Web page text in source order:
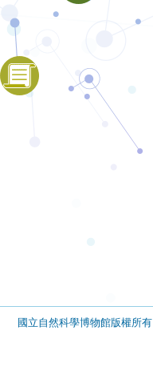
國立自然科學博物館版權所有